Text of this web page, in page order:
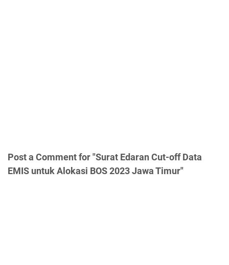
Post a Comment for "Surat Edaran Cut-off Data
EMIS untuk Alokasi BOS 2023 Jawa Timur"